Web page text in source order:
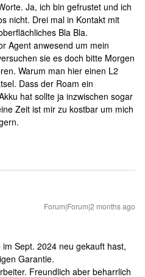
Ja, ich bin gefrustet und ich
nicht. Drei mal in Kontakt mit
Bla Bla.
Agent anwesend um mein
sie es doch bitte Morgen
Warum man hier einen L2
Dass der Roam ein
hat sollte ja inzwischen sogar
Zeit ist mir zu kostbar um mich
Forum|Forum|2 months ago
Sept. 2024 neu gekauft hast,
Garantie.
Freundlich aber beharrlich